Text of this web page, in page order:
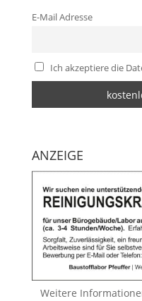
E-Mail Adresse
Ich akzeptiere die
ANZEIGE
Weitere